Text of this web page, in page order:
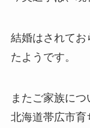
結婚はされてお
たようです。
またご家族につ
北海道帯広市育